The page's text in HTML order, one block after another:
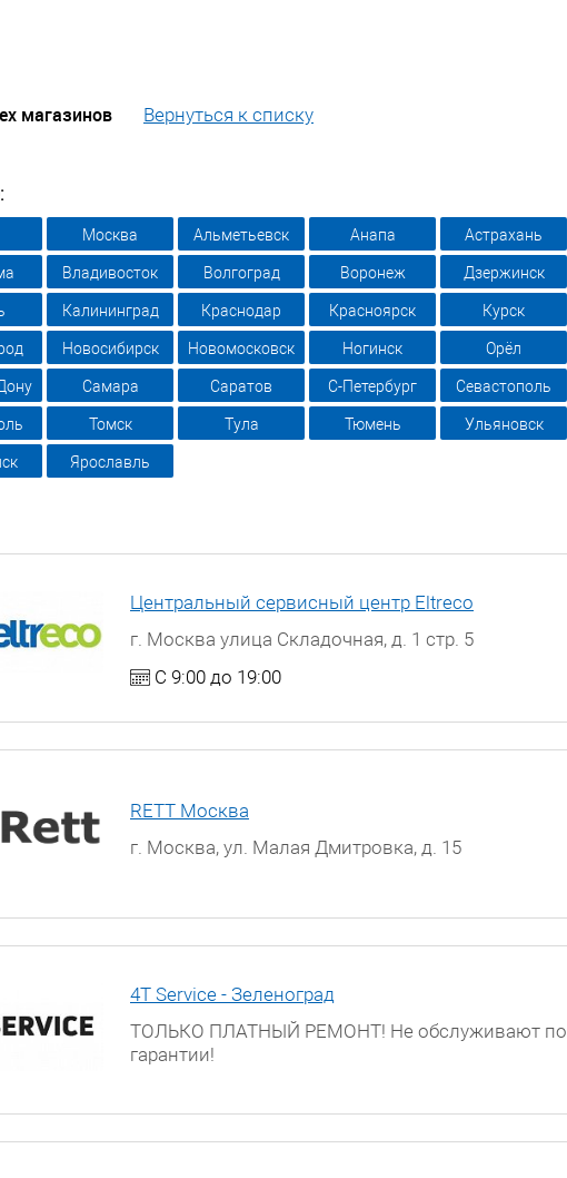
магазинов Вернуться к списку
Москва Альметьевск Анапа Астрахань
Владивосток Волгоград Воронеж Дзержинск
Калининград Краснодар Красноярск Курск
Новосибирск Новомосковск Ногинск Орёл
Самара Саратов С-Петербург Севастополь
Томск Тула Тюмень Ульяновск
Ярославль
Центральный сервисный центр Eltreco
г. Москва улица Складочная, д. 1 стр. 5
С 9:00 до 19:00
RETT Москва
г. Москва, ул. Малая Дмитровка, д. 15
4T Service - Зеленоград
ТОЛЬКО ПЛАТНЫЙ РЕМОНТ! Не обслуживают по
гарантии!